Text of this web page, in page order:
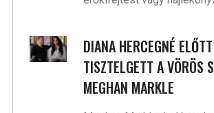
DIANA HERCEGNÉ ELŐTT
TISZTELGETT A VÖRÖS
MEGHAN MARKLE